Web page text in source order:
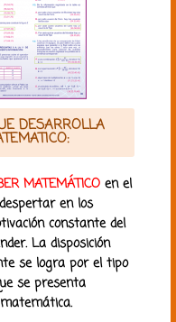
DESARROLLA
MATEMÁTICO en el
en los
constante del
La disposición
se logra por el tipo
se presenta